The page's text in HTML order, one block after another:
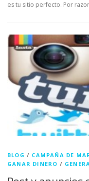
es tu sitio perfecto. Por
BLOG / CAMPAÑA DE
GANAR DINERO /